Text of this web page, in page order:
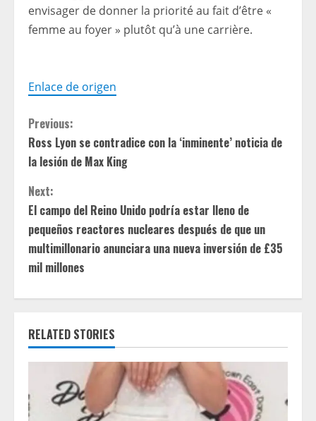
envisager de donner la priorité au fait d’être «
femme au foyer » plutôt qu’à une carrière.
Enlace de origen
C
o
n
t
i
n
u
e
R
e
Previous:
Ross Lyon se contradice con la ‘inminente’ noticia de
la lesión de Max King
Next:
El campo del Reino Unido podría estar lleno de
pequeños reactores nucleares después de que un
multimillonario anunciara una nueva inversión de £35
mil millones
RELATED STORIES